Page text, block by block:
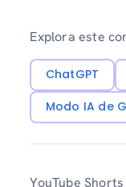
Explora este
ChatGPT
Modo IA de
YouTube